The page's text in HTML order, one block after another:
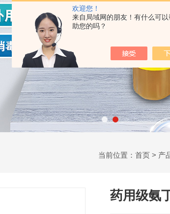
欢迎您！
来自局域网的朋友！有什么可以
助您的吗？
当前位置： 首页 > 产
药用级氨